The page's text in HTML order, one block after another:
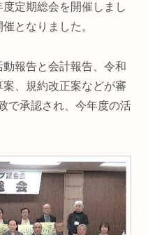
定期総会を開催しまし
となりました。
報告と会計報告、令和
、規約改正案などが審
で承認され、今年度の活